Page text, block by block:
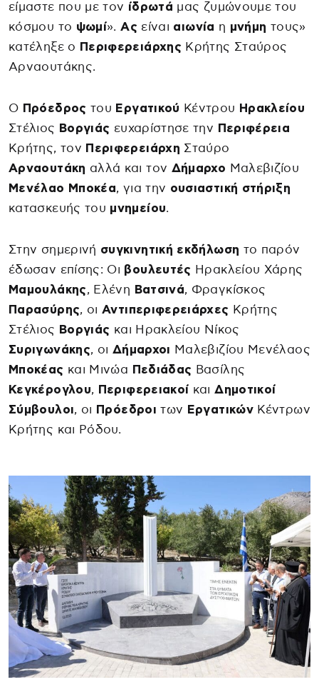
είμαστε που με τον ίδρωτά μας ζυμώνουμε του
κόσμου το ψωμί».Αςείναι αιωνία η μνήμη τους»
κατέληξε ο Περιφερειάρχης Κρήτης Σταύρος
Αρναουτάκης.
Ο Πρόεδρος του Εργατικού Κέντρου Ηρακλείου
Στέλιος Βοργιάς ευχαρίστησε την Περιφέρεια
Κρήτης, τον Περιφερειάρχη Σταύρο
Αρναουτάκη αλλά και τον Δήμαρχο Μαλεβιζίου
Μενέλαο Μποκέα, για την ουσιαστική στήριξη
κατασκευής του μνημείου.
Στην σημερινή συγκινητική εκδήλωση το παρόν
έδωσαν επίσης: Οι βουλευτές Ηρακλείου Χάρης
Μαμουλάκης, Ελένη Βατσινά, Φραγκίσκος
Παρασύρης, οιΑντιπεριφερειάρχες Κρήτης
Στέλιος Βοργιάς και Ηρακλείου Νίκος
Συριγωνάκης, οι Δήμαρχοι Μαλεβιζίου Μενέλαος
Μποκέας και Μινώα Πεδιάδας Βασίλης
Κεγκέρογλου, Περιφερειακοί καιΔημοτικοί
Σύμβουλοι, οι Πρόεδροι των Εργατικών Κέντρων
Κρήτης και Ρόδου.